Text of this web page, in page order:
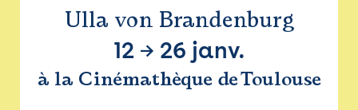
Ulla von Brandenburg
12 → 26 janv.
à la Cinémathèque de Toulouse